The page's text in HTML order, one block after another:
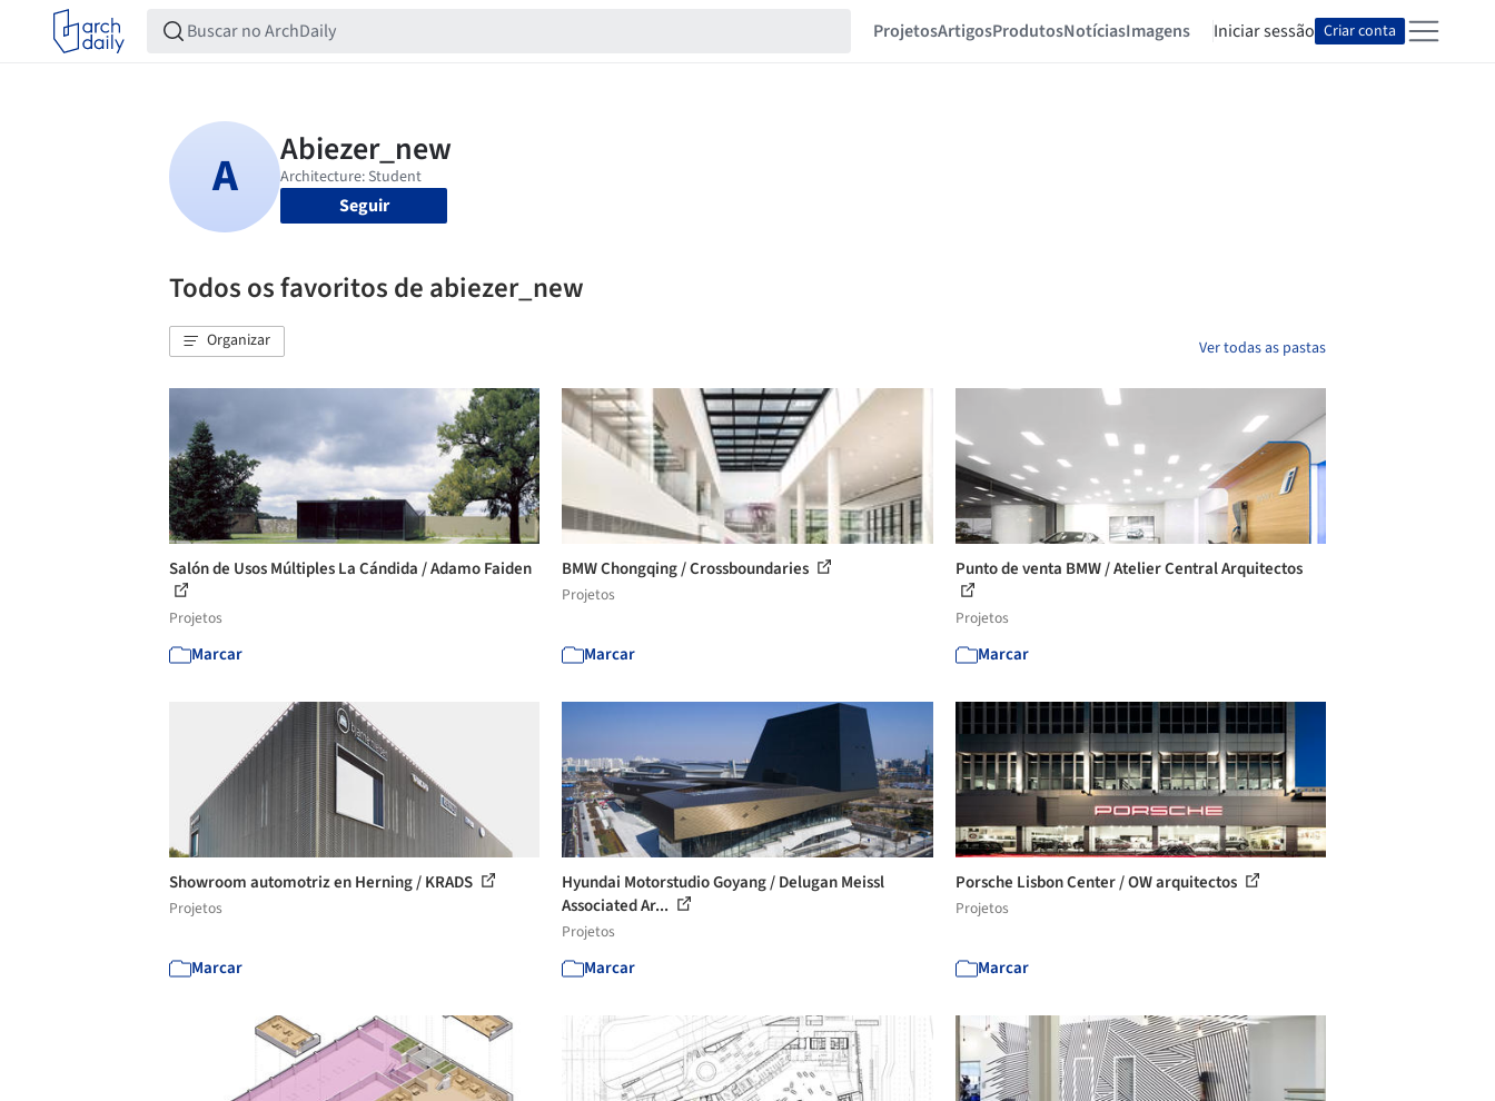
ProjetosArtigosProdutosNotíciasImagens Iniciar sessão Criar conta
Seguir
Todos os favoritos de abiezer_new
Organizar Ver todas as pastas
Salón de Usos Múltiples La Cándida / Adamo Faiden
Projetos
Marcar
BMW Chongqing / Crossboundaries
Projetos
Marcar
Punto de venta BMW / Atelier Central Arquitectos
Projetos
Marcar
Showroom automotriz en Herning / KRADS
Projetos
Marcar
Hyundai Motorstudio Goyang / Delugan Meissl
Associated Ar...
Projetos
Marcar
Porsche Lisbon Center / OW arquitectos
Projetos
Marcar